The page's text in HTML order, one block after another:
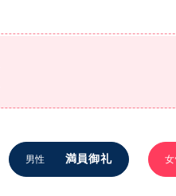
男性 満員御礼